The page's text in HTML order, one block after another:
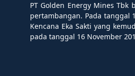
PT Golden Energy Mines
pertambangan. Pada tanggal
Kencana Eka Sakti yang
pada tanggal 16 November